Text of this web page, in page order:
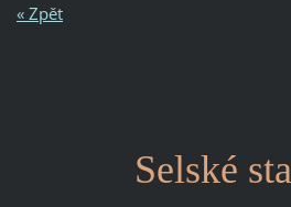
« Zpět
Selské